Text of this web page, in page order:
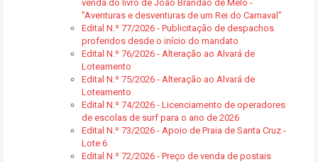
venda do livro de João Brandão de Melo -
"Aventuras e desventuras de um Rei do Carnaval"
Edital N.º 77/2026 - Publicitação de despachos
proferidos desde o início do mandato
Edital N.º 76/2026 - Alteração ao Alvará de
Loteamento
Edital N.º 75/2026 - Alteração ao Alvará de
Loteamento
Edital N.º 74/2026 - Licenciamento de operadores
de escolas de surf para o ano de 2026
Edital N.º 73/2026 - Apoio de Praia de Santa Cruz -
Lote 6
Edital N.º 72/2026 - Preço de venda de postais